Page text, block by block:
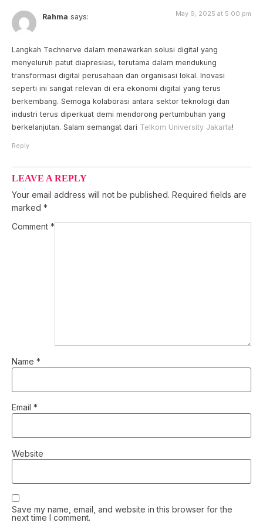
Rahma says: May 9, 2025 at 5:00 pm
Langkah Technerve dalam menawarkan solusi digital yang
menyeluruh patut diapresiasi, terutama dalam mendukung
transformasi digital perusahaan dan organisasi lokal. Inovasi
seperti ini sangat relevan di era ekonomi digital yang terus
berkembang. Semoga kolaborasi antara sektor teknologi dan
industri terus diperkuat demi mendorong pertumbuhan yang
berkelanjutan. Salam semangat dari Telkom University Jakarta!
Reply
LEAVE A REPLY
Your email address will not be published. Required fields are
marked *
Comment *
Name *
Email *
Website
Save my name, email, and website in this browser for the
next time I comment.